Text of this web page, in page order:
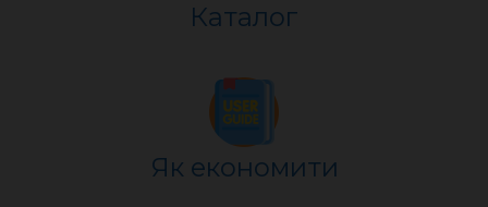
Каталог
Як економити